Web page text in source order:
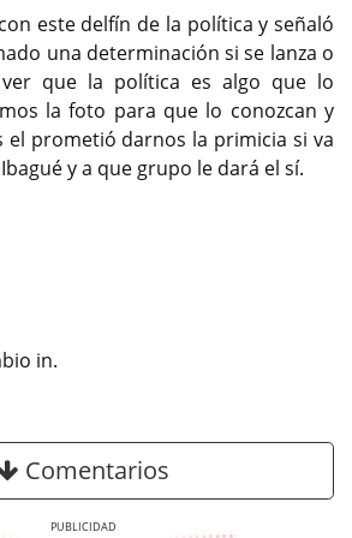
este delfín de la política y señaló
una determinación si se lanza o
que la política es algo que lo
la foto para que lo conozcan y
el prometió darnos la primicia si va
y a que grupo le dará el sí.
in.
Comentarios